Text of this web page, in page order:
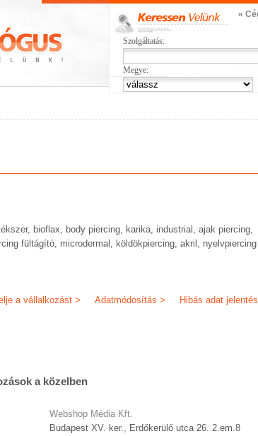
«
Szolgáltatás:
Megye:
bioflax, body piercing, karika, industrial, ajak piercing,
fültágító, microdermal, köldökpiercing, akril, nyelvpiercing
Hibás adat
Adatmódosítás >
a vállalkozást >
a közelben
Webshop Média Kft.
Budapest XV. ker., Erdőkerülő utca 26. 2.em.8